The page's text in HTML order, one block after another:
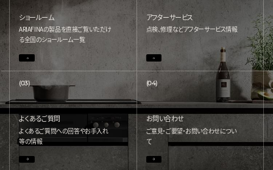
ショールーム
ARIAFINAの製品を直接ご覧いただけ
る全国のショールーム一覧
アフターサービス
点検、修理などアフターサービス情報
(03)
よくあるご質問
よくあるご質問への回答やお手入れ
等の情報
(04)
お問い合わせ
ご意見・ご要望・お問い合わせについ
て